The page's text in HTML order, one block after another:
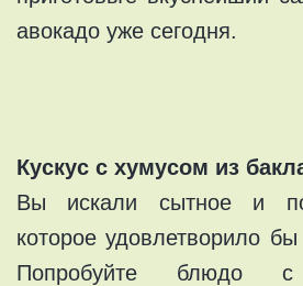
авокадо уже сегодня.
Кускус с хумусом из
Вы искали сытное и
которое удовлетворило
Попробуйте блюдо